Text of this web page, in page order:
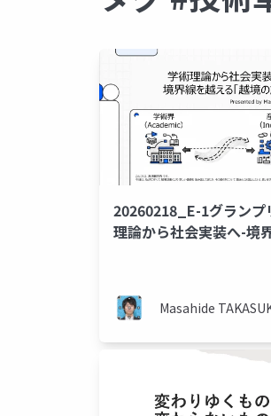
20260218_E-1グラン
理論から社会実装へ-境
Masahide